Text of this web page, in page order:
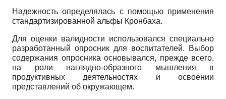
Надежность определялась с помощью применения
стандартизированной альфы Кронбаха.
Для оценки валидности использовался специально
разработанный опросник для воспитателей. Выбор
содержания опросника основывался, прежде всего,
на роли наглядно-образного мышления в
продуктивных деятельностях и освоении
представлений об окружающем.